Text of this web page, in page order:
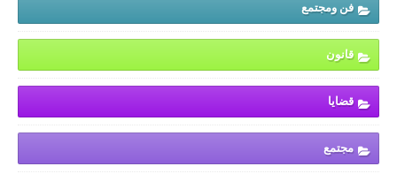
فن ومجتمع
قانون
قضايا
مجتمع